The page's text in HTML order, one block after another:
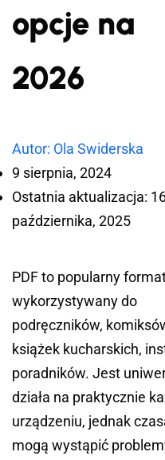
opcje na
2026
Autor: Ola Swiderska
9 sierpnia, 2024
Ostatnia aktualizacja:
października, 2025
PDF to popularny
wykorzystywany do
podręczników,
książek kucharskich,
poradników. Jest
działa na praktycznie
urządzeniu, jednak
mogą wystąpić